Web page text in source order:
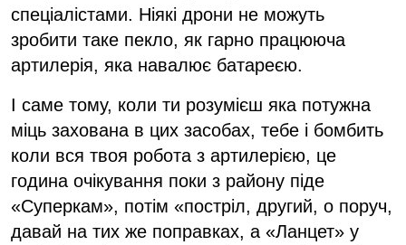
спеціалістами. Ніякі дрони не можуть
зробити таке пекло, як гарно працююча
артилерія, яка навалює батареєю.
І саме тому, коли ти розумієш яка потужна
міць захована в цих засобах, тебе і бомбить
коли вся твоя робота з артилерією, це
година очікування поки з району піде
«Суперкам», потім «постріл, другий, о поруч,
давай на тих же поправках, а «Ланцет» у